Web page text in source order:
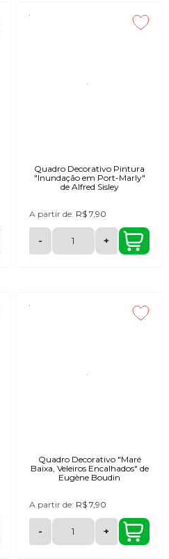
cores vibrantes, estampas criativas e
um charme a mais no seu imóvel.
Quadro Decorativo Pintura
"Inundação em Port-Marly"
de Alfred Sisley
A partir de: R$ 7,90
- +
Quadro Decorativo "Maré
Baixa, Veleiros Encalhados" de
Eugène Boudin
A partir de: R$ 7,90
- +